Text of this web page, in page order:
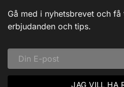
Dalarna:
Ett
Vinteräventyr
i
Gå med i nyhetsbrevet och
erbjudanden och tips.